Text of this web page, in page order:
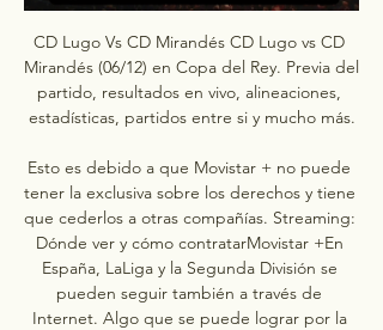
CD Lugo Vs CD Mirandés CD Lugo vs CD
Mirandés (06/12) en Copa del Rey. Previa del
partido, resultados en vivo, alineaciones,
estadísticas, partidos entre si y mucho más.
Esto es debido a que Movistar + no puede
tener la exclusiva sobre los derechos y tiene
que cederlos a otras compañías. Streaming:
Dónde ver y cómo contratarMovistar +En
España, LaLiga y la Segunda División se
pueden seguir también a través de
Internet. Algo que se puede lograr por la